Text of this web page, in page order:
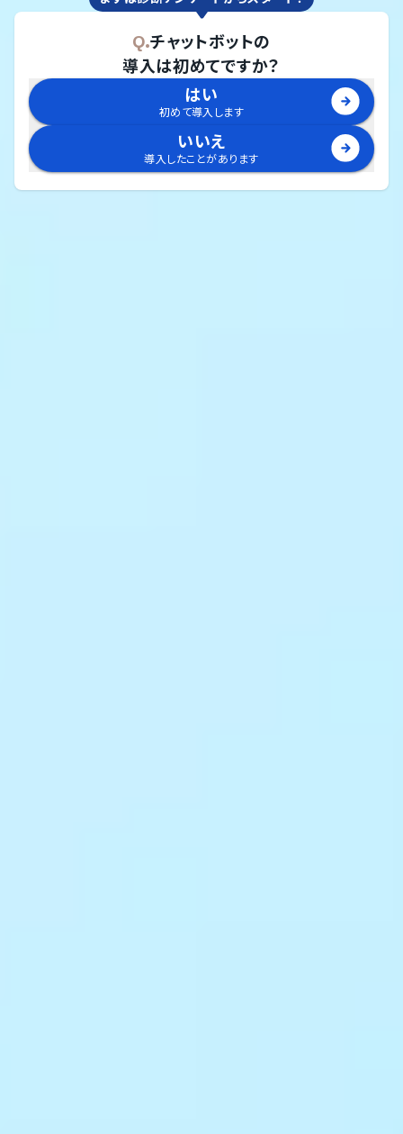
Q.チャットボットの
導入は初めてですか？
はい
初めて導入します
いいえ
導入したことがあります